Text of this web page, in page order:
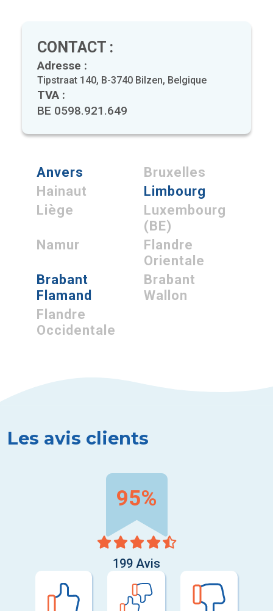
CONTACT :
Adresse :
Tipstraat 140, B-3740 Bilzen, Belgique
TVA :
BE 0598.921.649
Anvers
Bruxelles
Hainaut
Limbourg
Liège
Luxembourg
(BE)
Namur
Flandre
Orientale
Brabant
Flamand
Brabant
Wallon
Flandre
Occidentale
Les avis clients
95%
199 Avis